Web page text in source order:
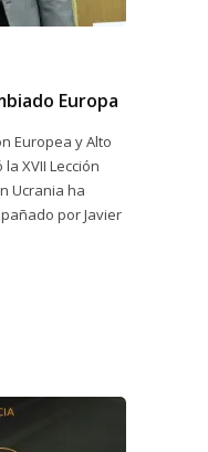
Europa
Europea y Alto
XVII Lección
Ucrania ha
por Javier